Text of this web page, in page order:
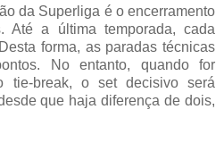
da Superliga é o encerramento
Até a última temporada, cada
forma, as paradas técnicas
No entanto, quando for
tie-break, o set decisivo será
que haja diferença de dois,